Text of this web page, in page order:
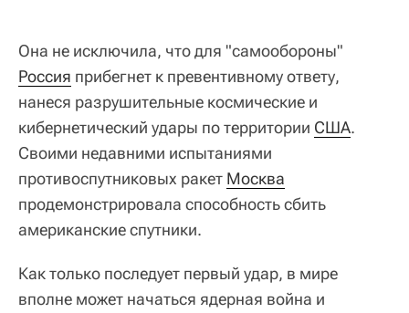
Она не исключила, что для "самообороны"
Россия прибегнет к превентивному ответу,
нанеся разрушительные космические и
кибернетический удары по территории США.
Своими недавними испытаниями
противоспутниковых ракет Москва
продемонстрировала способность сбить
американские спутники.
Как только последует первый удар, в мире
вполне может начаться ядерная война и